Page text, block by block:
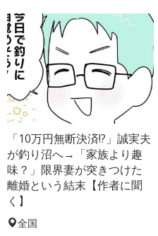
「10万円無断決済!?」誠実夫
が釣り沼へ→「家族より趣
味？」限界妻が突きつけた
離婚という結末【作者に聞
く】
全国